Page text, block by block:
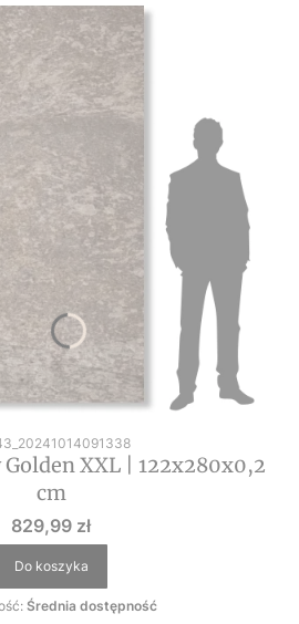
XXL | 122x280x0,2
cm
Cena
829,99 zł
Do koszyka
Średnia dostępność